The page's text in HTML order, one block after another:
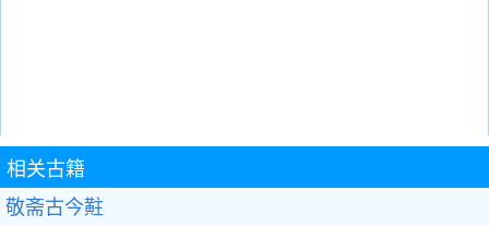
相关古籍
敬斋古今黈